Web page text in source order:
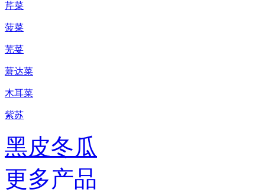
芹菜
菠菜
芜荽
莙达菜
木耳菜
紫苏
黑皮冬瓜
更多产品